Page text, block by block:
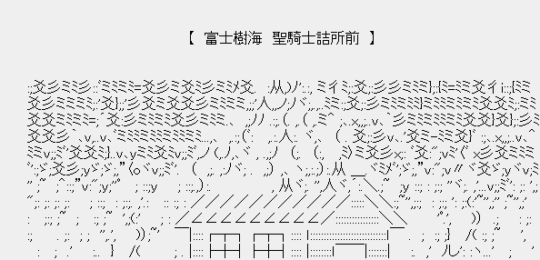
【 富士樹海 聖騎士詰所前 】
:;爻彡ミﾐ彡::ﾞミﾐミﾐ=爻彡ミ爻ﾐ彡ミﾐﾒ爻. :从,)ﾉ':.:, ミ彳ﾐ;:爻;:彡彡ミﾐミ};:{ﾐ=ﾐミ爻彳i::;{ﾐミ
爻彡ミミミﾐ;:'爻};;'彡爻ミ爻爻彡ミﾐミミ,;;'人,,ノ;ﾉヾ;,.,..ﾐミ:;爻;:彡ミﾐミﾐﾐ}ミﾐﾐミﾐミﾐ爻爻ﾐ;:ミﾐ
爻爻ミﾐミﾐ=;´爻:彡ミﾐミﾐ爻彡ミﾐミ.､ ,;ﾉﾉ .:;.（. ,.（ ,.ミ＾ ;､.x,,;..v､｀彡ミﾐミﾐﾐミﾐ爻爻}爻};:彡ﾐ
爻爻彡｀､v,..v､ﾞミﾐﾐミﾐﾐミﾐﾐミﾐ...,､ ,.:;（ﾞ: ,.:.人:. ヾ,､ （ . 爻;:彡v､.'爻ミ-ﾐミ爻}ﾞ :;､.x,,;..v､＾
ﾐミv;;ﾐﾞ'爻爻ﾐ;}..v､yミﾐ爻ﾐv;;ﾐﾞ,ノ (,.ﾉ,､ヾ , .,;ﾉ （;. （:, ,ﾐ〉ミ爻彡x;: ﾞ爻:";vﾐ'〈ﾞ x彡爻ミﾐミ
ﾞ':;ゞ;爻彡;yゞ;ゞ;,”〈oヾv;;ﾐﾞ'. （ ,;. ,:ﾉヾ; . ,;） ,､ ヽ;,:.;）:.从 ＿.ヾﾐﾒﾞ';ゞ;,”v:";v〃ヾ爻ゞ;yヾv;ﾐ
'' ;~ ;＾::;”v:";y;''ﾟ ; ::;y ; ::;.,）:. , 从ヾ;. '',人ヾ,´:.＼.;~ ;y ::; : ;:; ''ヾ;. ,'...v;;ﾐﾞ': ;: ',;
";: ;: ;: ;: ; ::; : ;:;. ,'.: :: :; : ／／／／／／／／／／／:::::＼＼:;~'',;:; : ;:; ': ;:(:'~'',;'' ;~'',;'
: ;:; ;~ ; :; ;~ ',;(:' ; : ／∠∠∠∠∠∠∠∠∠／::::::::::::::::＼＼ 'ﾟ.', )） .; : ;:
:; . ;: ; ; '',.', )）;~' ￣|::::┌┬┐┌┬┐:::: ｌ::::::::::::::::::::::::::::ｌ￣ . ; :; ;} /( :; ;~ ',
: ; .' :.. } /( ; . |::::├┼┤├┼┤:::: |::::::::ｌ￣￣|:::::::| :. ,' ﾉし': :ヽ...' ; '